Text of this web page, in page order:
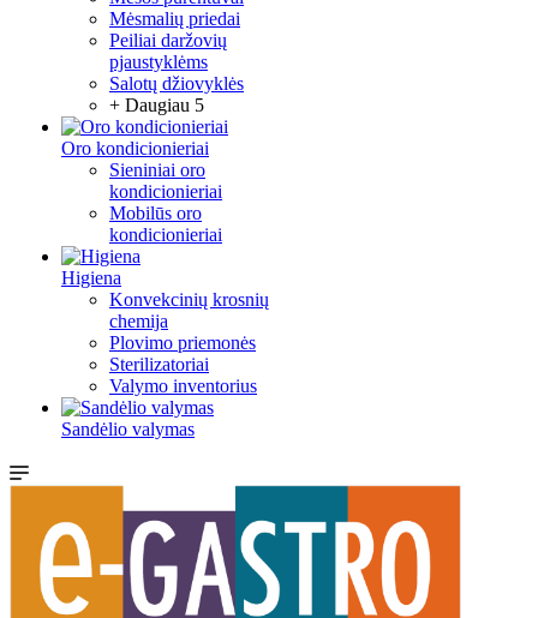
Mėsmalių priedai
Peiliai daržovių
pjaustyklėms
Salotų džiovyklės
+ Daugiau 5
Oro kondicionieriai
Sieniniai oro
kondicionieriai
Mobilūs oro
kondicionieriai
Higiena
Konvekcinių krosnių
chemija
Plovimo priemonės
Sterilizatoriai
Valymo inventorius
Sandėlio valymas